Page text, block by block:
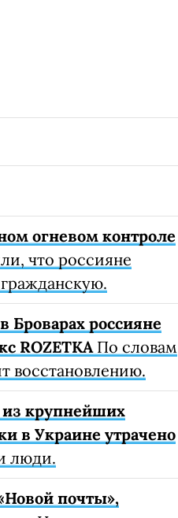
огневом контроле
что россияне
россияне
ROZETKAПо словам
восстановлению.
из крупнейших
в Украине утрачено
люди.
почты»,